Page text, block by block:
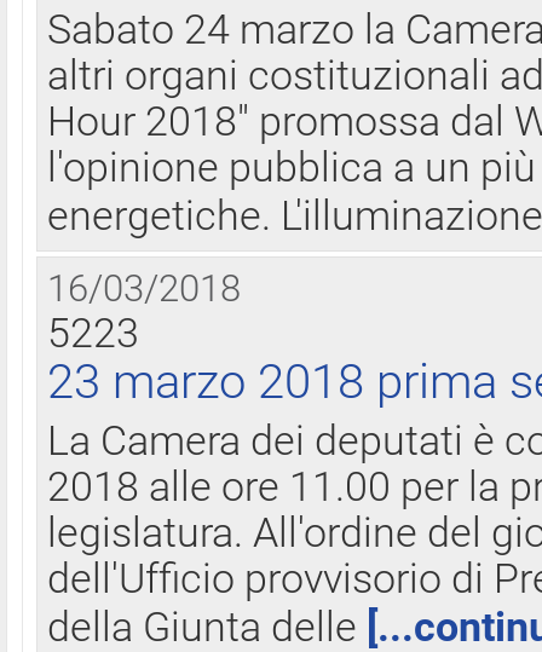
Sabato 24 marzo la
altri organi costituzionali
Hour 2018" promossa dal
l'opinione pubblica a un
energetiche.
16/03/2018
5223
23 marzo 2018 prima
La Camera dei deputati è
2018 alle ore 11.00 per la
legislatura. All'ordine del
dell'Ufficio provvisorio di
della Giunta delle